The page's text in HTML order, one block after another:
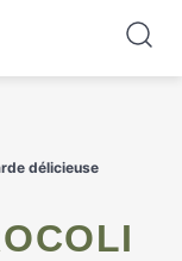
délicieuse